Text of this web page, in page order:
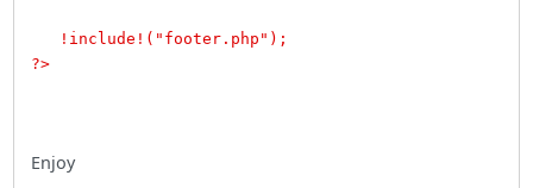
!include!("footer.php");
?>
Enjoy